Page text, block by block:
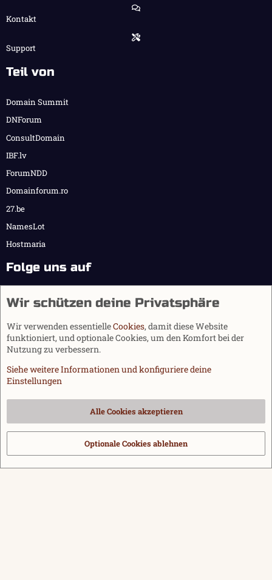
Kontakt
Support
Teil von
Domain Summit
DNForum
ConsultDomain
IBF.lv
ForumNDD
Domainforum.ro
27.be
NamesLot
Hostmaria
Folge uns auf
Cookies
Datenschutz
Hilfe und Impressum
Start
S
Community platform by XenForo® © 2010-2026 XenForo Ltd.
via s9e/MediaSites
Wir schützen deine Privatsphäre
Wir verwenden essentielleCookies, damit diese Website
funktioniert, und optionale Cookies, um den Komfort bei der
Nutzung zu verbessern.
Siehe weitere Informationen und konfiguriere deine
Einstellungen
Alle Cookies akzeptieren
Optionale Cookies ablehnen